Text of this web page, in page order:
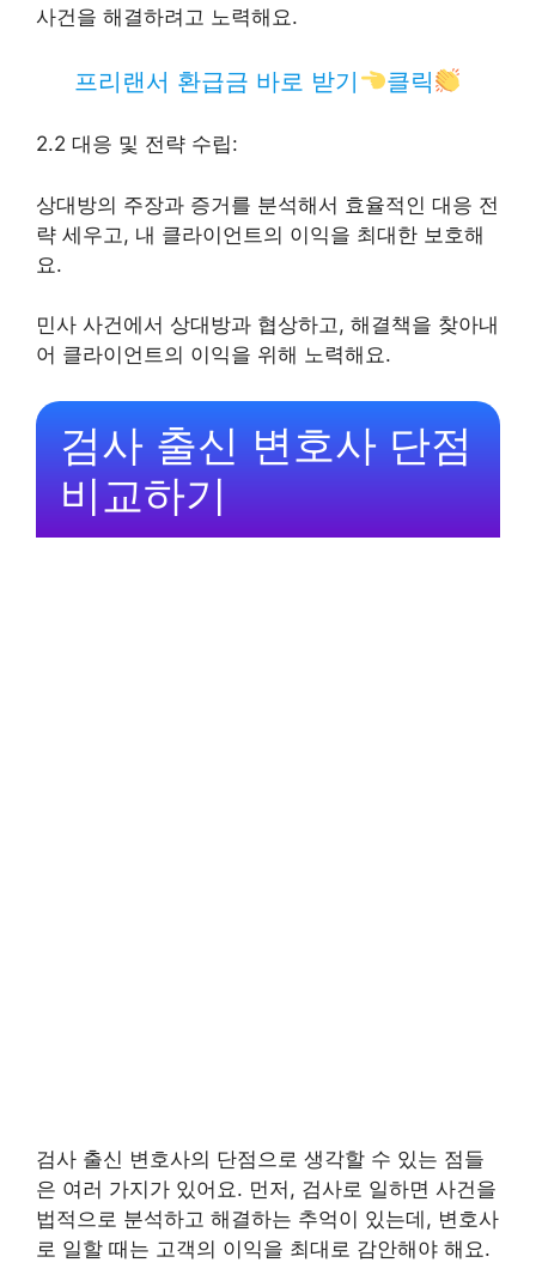
사건을 해결하려고 노력해요.
프리랜서 환급금 바로 받기 클릭
2.2 대응 및 전략 수립:
상대방의 주장과 증거를 분석해서 효율적인 대응 전
략 세우고, 내 클라이언트의 이익을 최대한 보호해
요.
민사 사건에서 상대방과 협상하고, 해결책을 찾아내
어 클라이언트의 이익을 위해 노력해요.
검사 출신 변호사 단점
비교하기
검사 출신 변호사의 단점으로 생각할 수 있는 점들
은 여러 가지가 있어요. 먼저, 검사로 일하면 사건을
법적으로 분석하고 해결하는 추억이 있는데, 변호사
로 일할 때는 고객의 이익을 최대로 감안해야 해요.